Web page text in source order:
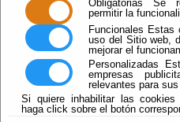
Obligatorias Se
permitir la
Funcionales Estas
uso del Sitio web,
mejorar el
Personalizadas
empresas
relevantes para
Si quiere inhabilitar las cookies
haga click sobre el botón